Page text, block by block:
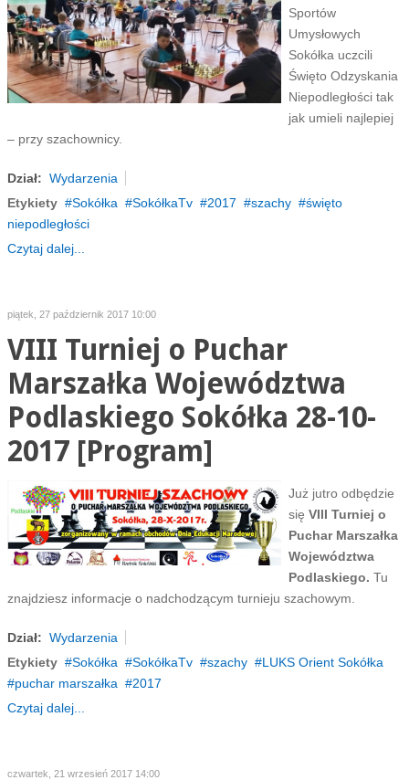
Sportów
Umysłowych
Sokółka uczcili
Święto Odzyskania
Niepodległości tak
jak umieli najlepiej
– przy szachownicy.
Dział: Wydarzenia
Etykiety
Sokółka SokółkaTv 2017 szachy
święto
niepodległości
Czytaj dalej...
piątek, 27 październik 2017 10:00
VIII Turniej o Puchar
Marszałka Województwa
Podlaskiego Sokółka 28-10-
2017 [Program]
Już jutro odbędzie
się VIII Turniej o
Puchar Marszałka
Województwa
Podlaskiego. Tu
znajdziesz informacje o nadchodzącym turnieju szachowym.
Dział: Wydarzenia
Etykiety
Sokółka SokółkaTv szachy
LUKS Orient Sokółka
puchar marszałka
2017
Czytaj dalej...
czwartek, 21 wrzesień 2017 14:00